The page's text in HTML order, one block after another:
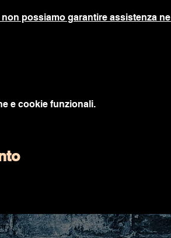
possiamo garantire assistenza ne
e cookie funzionali.